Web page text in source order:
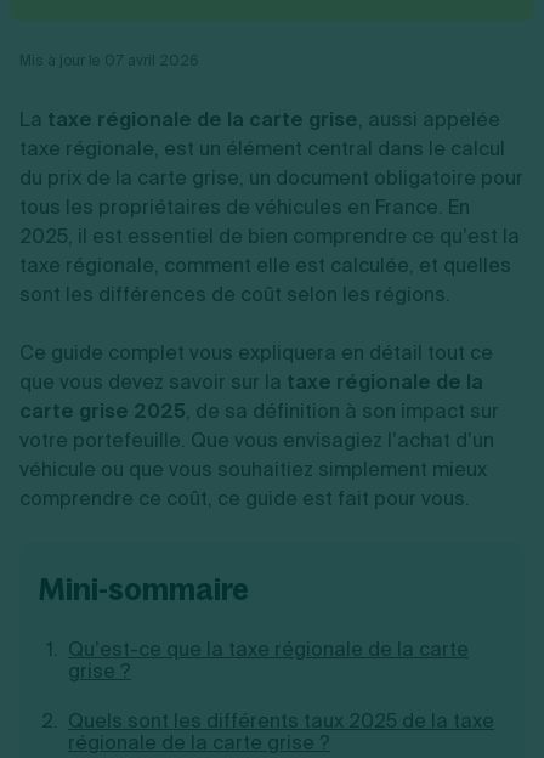
Transport
Autres
Ressources
Simulateur de choix de forme juridique
Calcul de charges sociales
Estimation du coût de création
Vérification de la disponibilité du nom d'entreprise
Générateur de mentions légales
Création d'entreprise
Gérer son entreprise
Gestion comptable
Approbation des comptes
Dépôt de marque
Recherche d'antériorité
Protection des créations
Confidentialité de l'adresse du dirigeant
Radiation auto entrepreneur
Mise en sommeil
Dissolution-liquidation
Dépôt de bilan
Conseil/finance
Vente en ligne
Services aux entreprises
Construction/travaux
Restauration
Commerce
Transport
Autres
Logiciel de facturation
Logiciel de comptabilité
Gestion des achats
Gestion de la trésorerie
Bilans et déclarations fiscales
Je suis autonome
comptable LS Compta
Fiches SCI
Fiches auto-entrepreneur
Fiches association
Toutes les fiches sur la création
Autres démarches
Gestion d’entreprise
Fermeture d’entreprise
Recouvrement de factures
Gérer ses salariés
Sélection de fiches pratiques
Ouvrir sa société
Création d'entreprise
Création de micro-entreprise
Création de SASU
Création de SAS
Création de SCI
Aides à la création d’entreprise
Ouverture compte pro
La taxe régionale de la carte grise, aussi appelée
taxe régionale, est un élément central dans le calcul
du prix de la carte grise, un document obligatoire pour
tous les propriétaires de véhicules en France. En
2025, il est essentiel de bien comprendre ce qu’est la
taxe régionale, comment elle est calculée, et quelles
sont les différences de coût selon les régions.
Ce guide complet vous expliquera en détail tout ce
que vous devez savoir sur la taxe régionale de la
carte grise 2025, de sa définition à son impact sur
votre portefeuille. Que vous envisagiez l’achat d’un
véhicule ou que vous souhaitiez simplement mieux
comprendre ce coût, ce guide est fait pour vous.
mini-sommaire
Qu’est-ce que la taxe régionale de la carte
grise ?
Quels sont les différents taux 2025 de la taxe
régionale de la carte grise ?